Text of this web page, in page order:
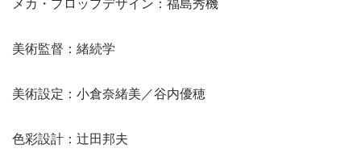
美術監督：緒続学
美術設定：小倉奈緒美／谷内優穂
色彩設計：辻󠄀田邦夫